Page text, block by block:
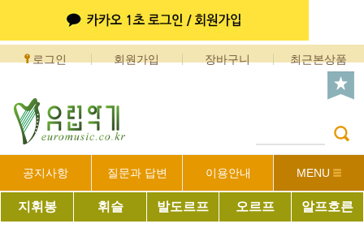
로그인 회원가입 장바구니 최근본상품
공지사항 질문과 답변 이용안내 MENU
지휘봉 휘슬 발도르프 오르프 알프호른